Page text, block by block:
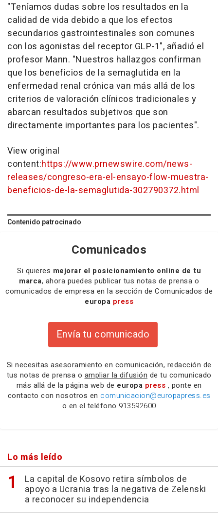
"Teníamos dudas sobre los resultados en la
calidad de vida debido a que los efectos
secundarios gastrointestinales son comunes
con los agonistas del receptor GLP-1", añadió el
profesor Mann. "Nuestros hallazgos confirman
que los beneficios de la semaglutida en la
enfermedad renal crónica van más allá de los
criterios de valoración clínicos tradicionales y
abarcan resultados subjetivos que son
directamente importantes para los pacientes".
View original
content:https://www.prnewswire.com/news-
releases/congreso-era-el-ensayo-flow-muestra-
beneficios-de-la-semaglutida-302790372.html
Contenido patrocinado
Comunicados
Si quieres mejorar el posicionamiento online de tu
marca, ahora puedes publicar tus notas de prensa o
comunicados de empresa en la sección de Comunicados de
europa press
Envía tu comunicado
Si necesitas asesoramiento en comunicación, redacción de
tus notas de prensa o ampliar la difusión de tu comunicado
más allá de la página web de europa press , ponte en
contacto con nosotros en comunicacion@europapress.es
o en el teléfono 913592600
Lo más leído
La capital de Kosovo retira símbolos de
apoyo a Ucrania tras la negativa de Zelenski
a reconocer su independencia